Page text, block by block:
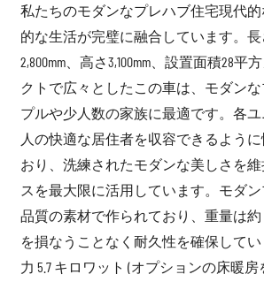
私たちのモダンなプレハブ住宅現代
的な生活が完璧に融合しています。長
2,800mm、高さ3,100mm、設置面積28
クトで広々としたこの車は、 モダン
プルや少人数の家族に最適です。各
人の快適な居住者を収容できるよう
おり、洗練されたモダンな美しさを
スを最大限に活用しています。モダ
品質の素材で作られており、重量は約
を損なうことなく耐久性を確保して
力 5.7 キロワット (オプションの床暖